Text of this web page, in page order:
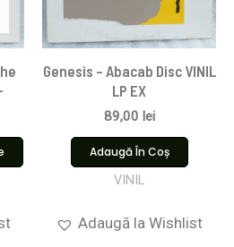
Genesis – Abacab Disc VINIL
LP EX
89,00 lei
Adaugă În Coș
VINIL
Adaugă la Wishlist